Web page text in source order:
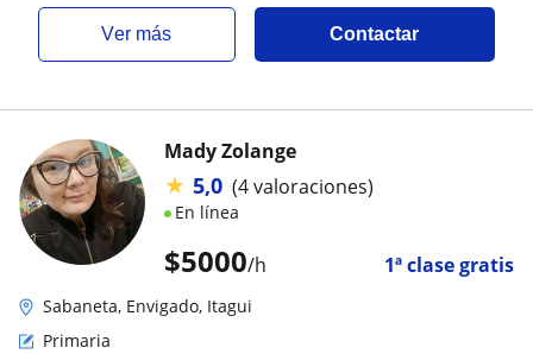
ver más Contactar
$5000/h 1ª clase gratis
Mady Zolange
★ 5,0 (4 valoraciones)
En línea
Sabaneta, Envigado, Itagui
Primaria